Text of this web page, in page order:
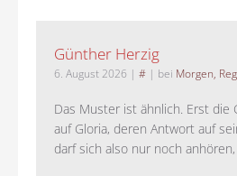
Günther Herzig
6. August 2026 | # | bei Morgen,
Das Muster ist ähnlich. Erst die
auf Gloria, deren Antwort auf
darf sich also nur noch